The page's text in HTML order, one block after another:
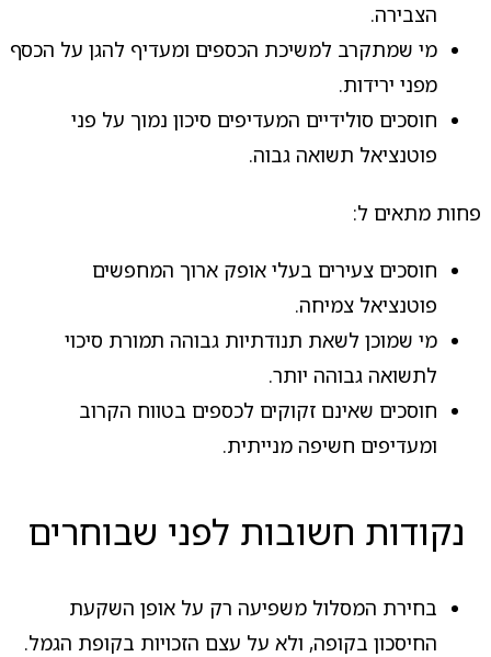
הצבירה.
מי שמתקרב למשיכת הכספים ומעדיף להגן על הכסף
מפני ירידות.
חוסכים סולידיים המעדיפים סיכון נמוך על פני
פוטנציאל תשואה גבוה.
פחות מתאים ל:
חוסכים צעירים בעלי אופק ארוך המחפשים
פוטנציאל צמיחה.
מי שמוכן לשאת תנודתיות גבוהה תמורת סיכוי
לתשואה גבוהה יותר.
חוסכים שאינם זקוקים לכספים בטווח הקרוב
ומעדיפים חשיפה מנייתית.
נקודות חשובות לפני שבוחרים
בחירת המסלול משפיעה רק על אופן השקעת
החיסכון בקופה, ולא על עצם הזכויות בקופת הגמל.